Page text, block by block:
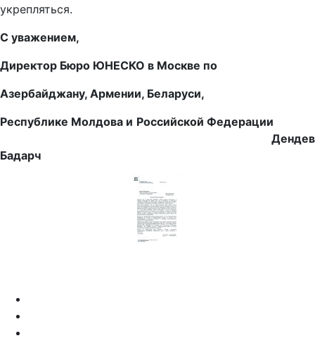
укрепляться.
С уважением,
Директор Бюро ЮНЕСКО в Москве по
Азербайджану, Армении, Беларуси,
Республике Молдова и Российской Федерации
Дендев
Бадарч